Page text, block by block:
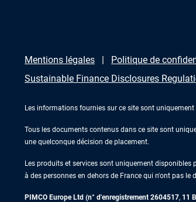
Mentions légales Politique de
Sustainable Finance Disclosures
Les informations fournies sur ce site sont
Tous les documents contenus dans ce site sont
une quelconque décision de placement.
Les produits et services sont uniquement
à des personnes en dehors de France qui n'ont pas
PIMCO Europe Ltd (n° d'enregistrement 2604517, 11